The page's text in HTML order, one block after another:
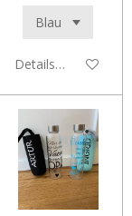
Details anzeigen